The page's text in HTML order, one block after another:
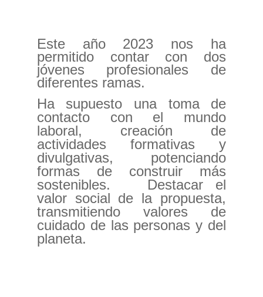
Este año 2023 nos ha
permitido contar con dos
jóvenes profesionales de
diferentes ramas.
Ha supuesto una toma de
contacto con el mundo
laboral, creación de
actividades formativas y
divulgativas, potenciando
formas de construir más
sostenibles. Destacar el
valor social de la propuesta,
transmitiendo valores de
cuidado de las personas y del
planeta.